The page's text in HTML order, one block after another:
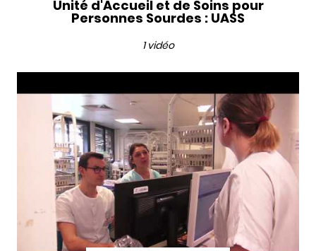
Unité d'Accueil et de Soins pour
Personnes Sourdes : UASS
1 vidéo